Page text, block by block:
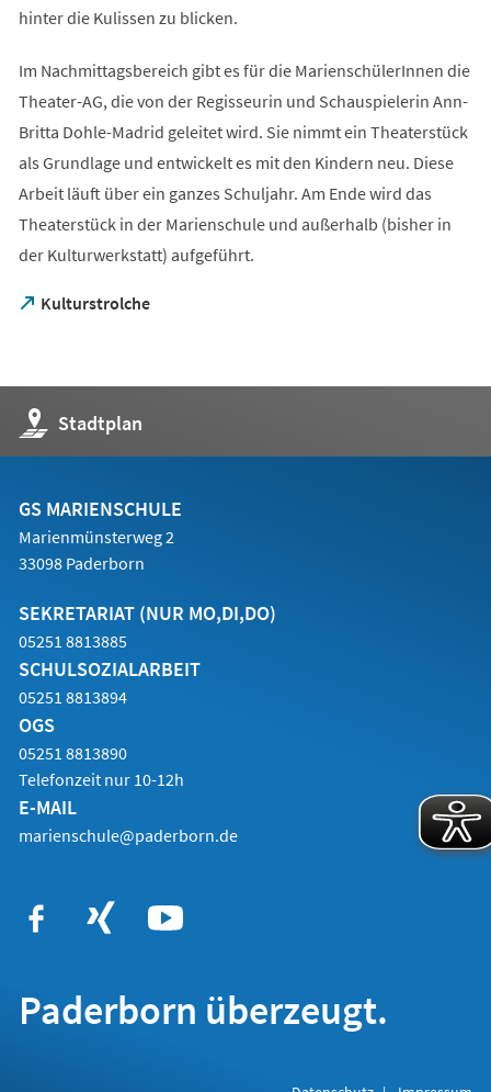
hinter die Kulissen zu blicken.
Im Nachmittagsbereich gibt es für die MarienschülerInnen die
Theater-AG, die von der Regisseurin und Schauspielerin Ann-
Britta Dohle-Madrid geleitet wird. Sie nimmt ein Theaterstück
als Grundlage und entwickelt es mit den Kindern neu. Diese
Arbeit läuft über ein ganzes Schuljahr. Am Ende wird das
Theaterstück in der Marienschule und außerhalb (bisher in
der Kulturwerkstatt) aufgeführt.
Kulturstrolche
(Öffnet
Tab)
Stadtplan
(Öffnet
in
einem
Tab)
GS MARIENSCHULE
Marienmünsterweg 2
33098 Paderborn
SEKRETARIAT (NUR MO,DI,DO)
05251 8813885
SCHULSOZIALARBEIT
05251 8813894
OGS
05251 8813890
Telefonzeit nur 10-12h
E-MAIL
marienschule@paderborn.de
Paderborn überzeugt.